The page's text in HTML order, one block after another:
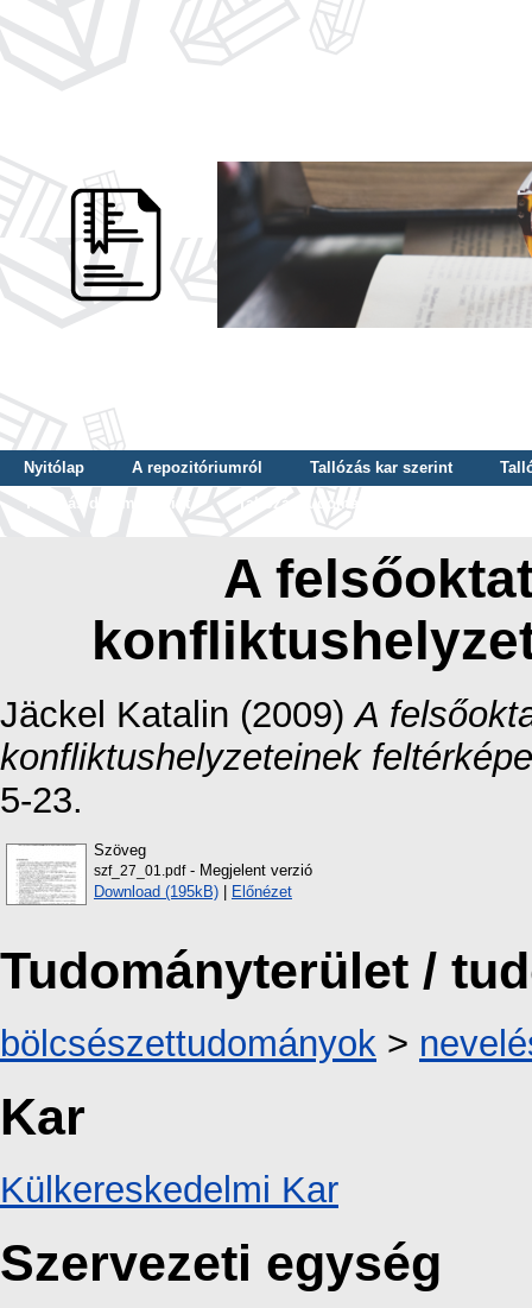
Nyitólap A repozitóriumról Tallózás kar szerint
Tallózás dátum szerint
Tallózás tudományterület szerint
A
Jäckel Katalin (2009)A
konfliktushelyzeteinek
5-23.
Szöveg
szf_27_01.pdf- Megjelent verzió
Download (195kB) | Előnézet
Tudományterület /
bölcsészettudományok >
Kar
Külkereskedelmi Kar
Szervezeti egység